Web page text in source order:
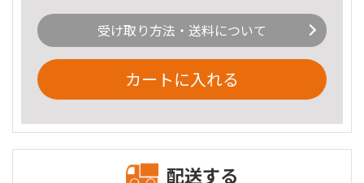
受け取り方法・送料について
カートに入れる
配送する